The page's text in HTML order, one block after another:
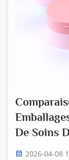
De Soins
2026-04-08